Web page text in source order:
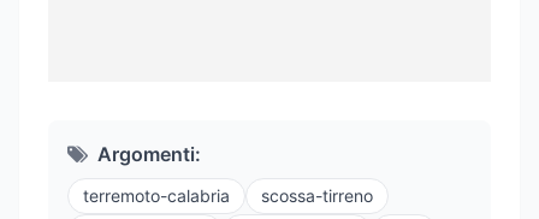
Argomenti:
terremoto-calabria
scossa-tirreno